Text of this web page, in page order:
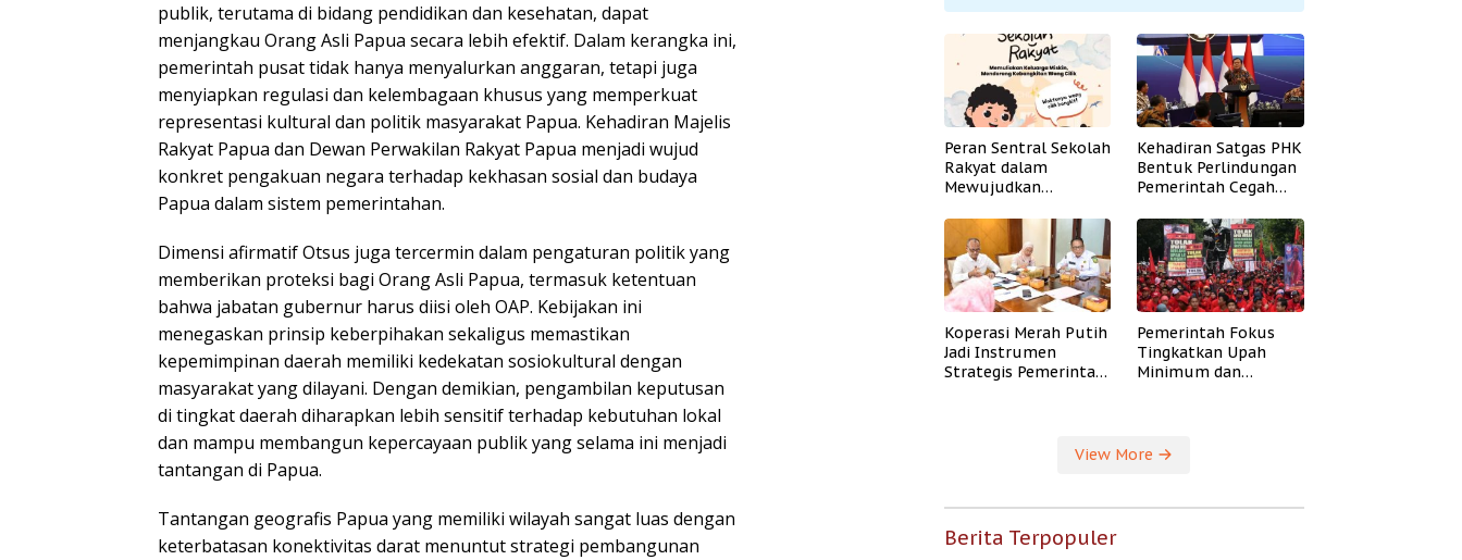
publik, terutama di bidang pendidikan dan kesehatan, dapat
menjangkau Orang Asli Papua secara lebih efektif. Dalam kerangka ini,
pemerintah pusat tidak hanya menyalurkan anggaran, tetapi juga
menyiapkan regulasi dan kelembagaan khusus yang memperkuat
representasi kultural dan politik masyarakat Papua. Kehadiran Majelis
Rakyat Papua dan Dewan Perwakilan Rakyat Papua menjadi wujud
konkret pengakuan negara terhadap kekhasan sosial dan budaya
Papua dalam sistem pemerintahan.
Dimensi afirmatif Otsus juga tercermin dalam pengaturan politik yang
memberikan proteksi bagi Orang Asli Papua, termasuk ketentuan
bahwa jabatan gubernur harus diisi oleh OAP. Kebijakan ini
menegaskan prinsip keberpihakan sekaligus memastikan
kepemimpinan daerah memiliki kedekatan sosiokultural dengan
masyarakat yang dilayani. Dengan demikian, pengambilan keputusan
di tingkat daerah diharapkan lebih sensitif terhadap kebutuhan lokal
dan mampu membangun kepercayaan publik yang selama ini menjadi
tantangan di Papua.
Tantangan geografis Papua yang memiliki wilayah sangat luas dengan
keterbatasan konektivitas darat menuntut strategi pembangunan
Peran Sentral Sekolah
Rakyat dalam
Mewujudkan
Kehadiran Satgas PHK
Bentuk Perlindungan
Pemerintah Cegah
Koperasi Merah Putih
Jadi Instrumen
Strategis Pemerintah
Pemerintah Fokus
Tingkatkan Upah
Minimum dan
View More
Berita Terpopuler